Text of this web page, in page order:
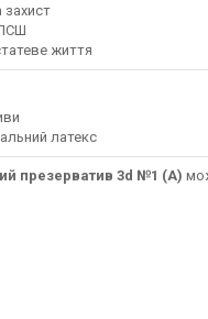
захист
життя
латекс
презерватив 3d №1 (А)